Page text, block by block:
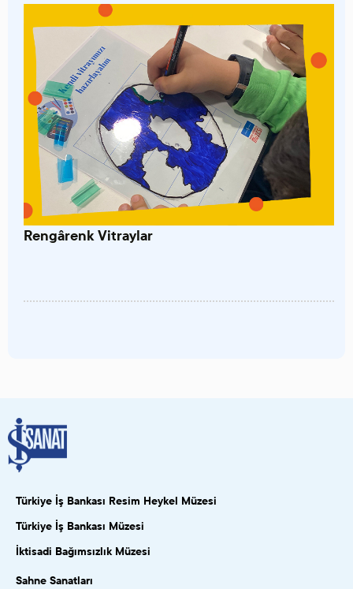
Rengârenk Vitraylar
Türkiye İş Bankası Resim Heykel Müzesi
Türkiye İş Bankası Müzesi
İktisadi Bağımsızlık Müzesi
Sahne Sanatları